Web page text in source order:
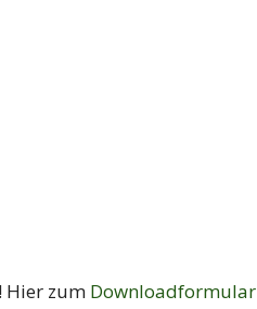
Hier zum Downloadformular